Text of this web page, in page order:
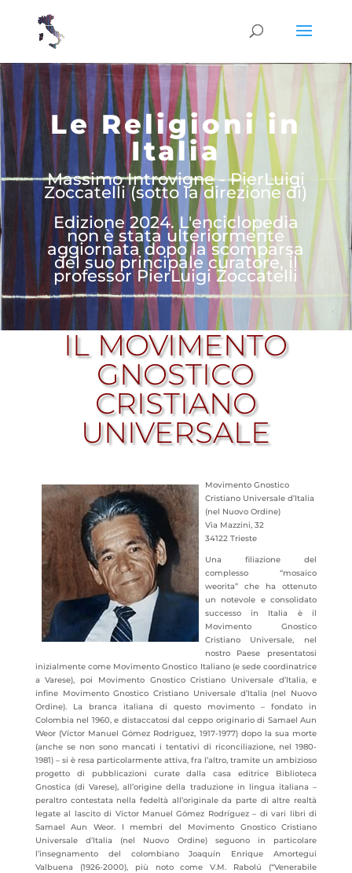
Le Religioni in
Italia
Massimo Introvigne - PierLuigi
Zoccatelli (sotto la direzione di)
Edizione 2024. L'enciclopedia
non è stata ulteriormente
aggiornata dopo la scomparsa
del suo principale curatore, il
professor PierLuigi Zoccatelli
IL MOVIMENTO
GNOSTICO
CRISTIANO
UNIVERSALE
Movimento Gnostico
Cristiano Universale d’Italia
(nel Nuovo Ordine)
Via Mazzini, 32
34122 Trieste
Una filiazione del
complesso “mosaico
weorita” che ha ottenuto
un notevole e consolidato
successo in Italia è il
Movimento Gnostico
Cristiano Universale, nel
nostro Paese presentatosi
inizialmente come Movimento Gnostico Italiano (e sede coordinatrice
aVarese), poi Movimento Gnostico Cristiano Universale d’Italia, e
infine Movimento Gnostico Cristiano Universale d’Italia (nel Nuovo
Ordine). La branca italiana di questo movimento – fondato in
Colombia nel 1960, e distaccatosi dal ceppo originario di Samael Aun
Weor (Víctor Manuel Gómez Rodríguez, 1917-1977) dopo la sua morte
(anche se non sono mancati i tentativi di riconciliazione, nel 1980-
1981) – si è resa particolarmente attiva, fra l’altro, tramite un ambizioso
progetto di pubblicazioni curate dalla casa editrice Biblioteca
Gnostica (di Varese), all’origine della traduzione in lingua italiana –
peraltro contestata nella fedeltà all’originale da parte di altre realtà
legate al lascito di Víctor Manuel Gómez Rodríguez – di vari libri di
Samael Aun Weor. I membri del Movimento Gnostico Cristiano
Universale d’Italia (nel Nuovo Ordine) seguono in particolare
l’insegnamento del colombiano Joaquín Enrique Amortegui
Valbuena (1926-2000), più noto come V.M. Rabolú (“Venerabile